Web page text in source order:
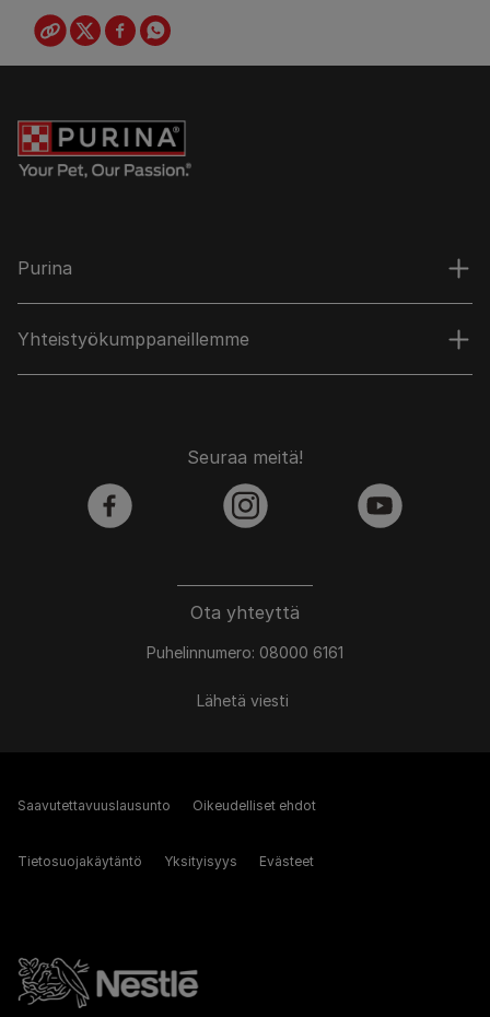
Purina
Yhteistyökumppaneillemme
Ota yhteyttä
Puhelinnumero: 08000 6161
Lähetä viesti
Seuraa meitä!
facebook instagram youtube
Saavutettavuuslausunto Oikeudelliset ehdot
Tietosuojakäytäntö Yksityisyys Evästeet